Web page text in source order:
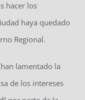
hacer los
haya quedado
Regional.
lamentado la
de los intereses